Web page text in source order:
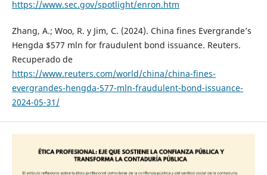
https://www.sec.gov/spotlight/enron.htm
Zhang, A.; Woo, R. y Jim, C. (2024). China fines Evergrande’s
Hengda $577 mln for fraudulent bond issuance. Reuters.
Recuperado de
https://www.reuters.com/world/china/china-fines-
evergrandes-hengda-577-mln-fraudulent-bond-issuance-
2024-05-31/